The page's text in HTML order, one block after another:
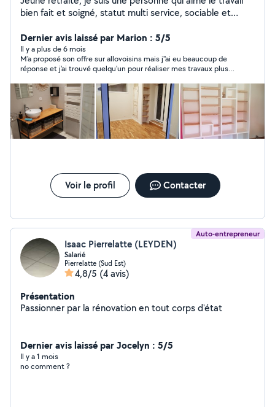
bien fait et soigné, statut multi service, sociable et
contacter pour vos travaux de petite et moyenne
importance.
Dernier avis laissé par Marion : 5/5
Il y a plus de 6 mois
M'a proposé son offre sur allovoisins mais j''ai eu beaucoup de
réponse et j'ai trouvé quelqu'un pour réaliser mes travaux plus
Voir le profil Contacter
Auto-entrepreneur
Isaac Pierrelatte (LEYDEN)
Salarié
Pierrelatte (Sud Est)
4,8/5 (4 avis)
Présentation
Passionner par la rénovation en tout corps d'état
Dernier avis laissé par Jocelyn : 5/5
Il y a 1 mois
no comment ?